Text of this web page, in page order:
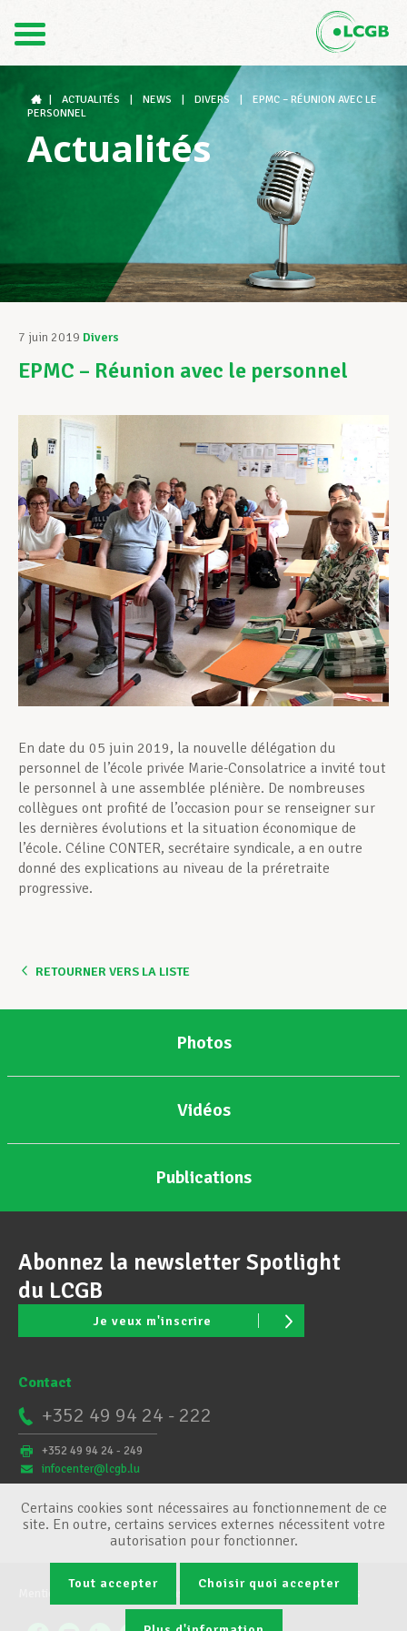
DE
Le LCGB
Structures syndicales
Assistance au Travail
Vos droits
Assistance en vie privée
Développement professionnel
Devenir Membre
Actualités
ACTUALITÉS NEWS DIVERS
EPMC – RÉUNION AVEC LE
PERSONNEL
Actualités
7 juin 2019 Divers
EPMC – Réunion avec le personnel
En date du 05 juin 2019, la nouvelle délégation du
personnel de l’école privée Marie-Consolatrice a invité tout
le personnel à une assemblée plénière. De nombreuses
collègues ont profité de l’occasion pour se renseigner sur
les dernières évolutions et la situation économique de
l’école. Céline CONTER, secrétaire syndicale, a en outre
donné des explications au niveau de la préretraite
progressive.
RETOURNER VERS LA LISTE
Photos
Vidéos
Publications
Abonnez la newsletter Spotlight
du LCGB
Je veux m'inscrire
Contact
+352 49 94 24 - 222
+352 49 94 24 - 249
infocenter@lcgb.lu
Conditions générales Gestion des cookies
Certains cookies sont nécessaires au fonctionnement de ce
site. En outre, certains services externes nécessitent votre
autorisation pour fonctionner.
Tout accepter Choisir quoi accepter